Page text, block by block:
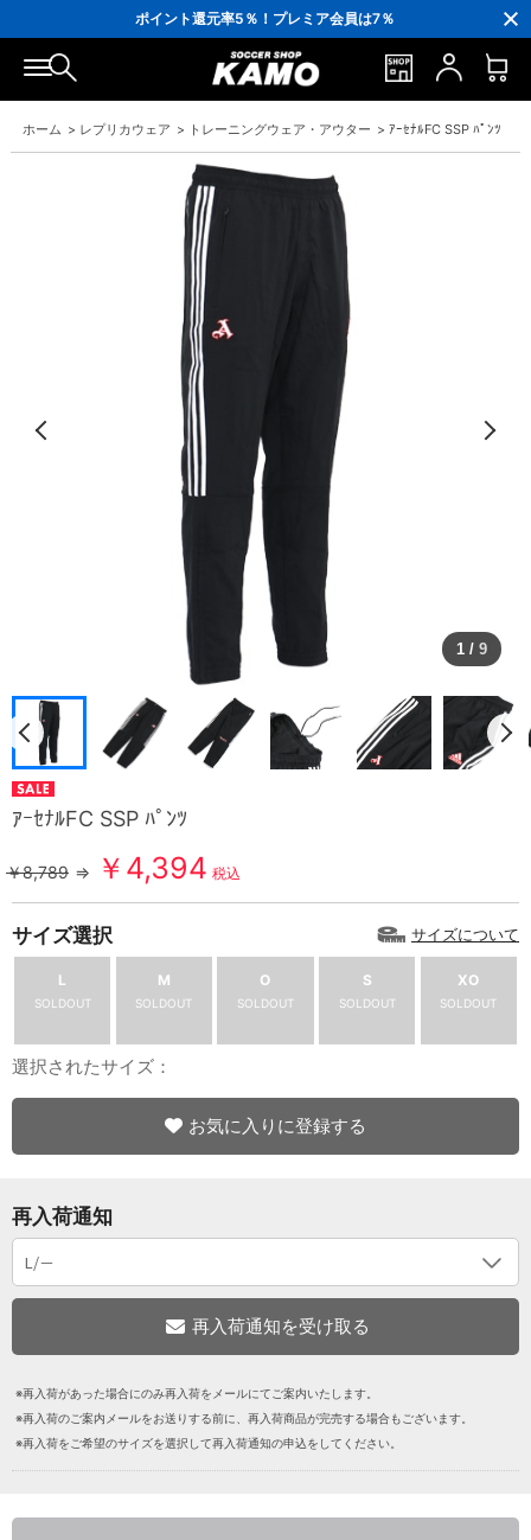
ポイント還元率5％！プレミア会員は7％
会員の方にはお誕生月に「10％OFFクーポン」プレゼント！
16,000円(税込)以上でシューズケースプレゼント！
3,300円(税込)以上で送料無料！
ホーム > レプリカウェア > トレーニングウェア・アウター > ｱｰｾﾅﾙFC SSP ﾊﾟﾝﾂ
1 / 9
ｱｰｾﾅﾙFC SSP ﾊﾟﾝﾂ
￥8,789 ⇒ ￥4,394 税込
サイズ選択 サイズについて
L
SOLDOUT
M
SOLDOUT
O
SOLDOUT
S
SOLDOUT
XO
SOLDOUT
選択されたサイズ：
お気に入りに登録する
再入荷通知
※再入荷があった場合にのみ再入荷をメールにてご案内いたします。
※再入荷のご案内メールをお送りする前に、再入荷商品が完売する場合もございます。
※再入荷をご希望のサイズを選択して再入荷通知の申込をしてください。